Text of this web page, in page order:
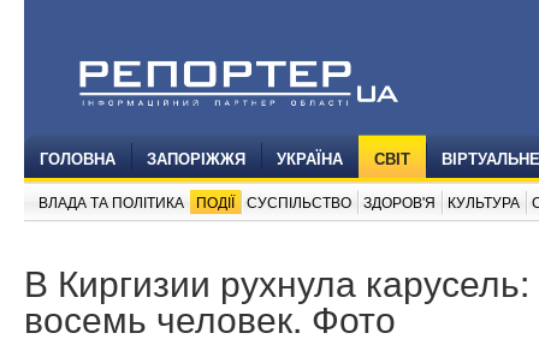
ГОЛОВНА ЗАПОРІЖЖЯ УКРАЇНА СВІТ
ВЛАДА ТА ПОЛІТИКА ПОДІЇ СУСПІЛЬСТВО ЗДОРОВ'Я КУЛЬТУРА
В Киргизии рухнула
восемь человек. Фото